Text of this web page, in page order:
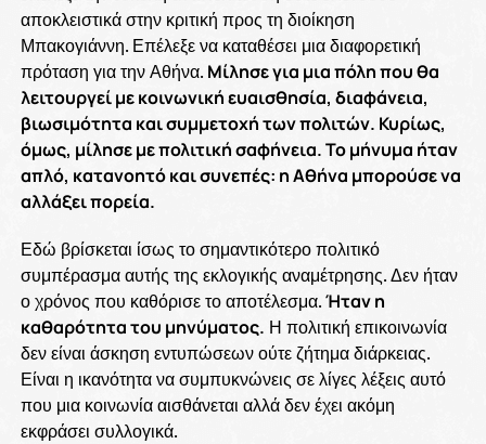
αποκλειστικά στην κριτική προς τη διοίκηση
Μπακογιάννη. Επέλεξε να καταθέσει μια διαφορετική
πρόταση για την Αθήνα. Μίλησε για μια πόλη που θα
λειτουργεί με κοινωνική ευαισθησία, διαφάνεια,
βιωσιμότητα και συμμετοχή των πολιτών. Κυρίως,
όμως, μίλησε με πολιτική σαφήνεια. Το μήνυμα ήταν
απλό, κατανοητό και συνεπές: η Αθήνα μπορούσε να
αλλάξει πορεία.
Εδώ βρίσκεται ίσως το σημαντικότερο πολιτικό
συμπέρασμα αυτής της εκλογικής αναμέτρησης. Δεν ήταν
ο χρόνος που καθόρισε το αποτέλεσμα.Ήταν η
καθαρότητα του μηνύματος. Η πολιτική επικοινωνία
δεν είναι άσκηση εντυπώσεων ούτε ζήτημα διάρκειας.
Είναι η ικανότητα να συμπυκνώνεις σε λίγες λέξεις αυτό
που μια κοινωνία αισθάνεται αλλά δεν έχει ακόμη
εκφράσει συλλογικά.